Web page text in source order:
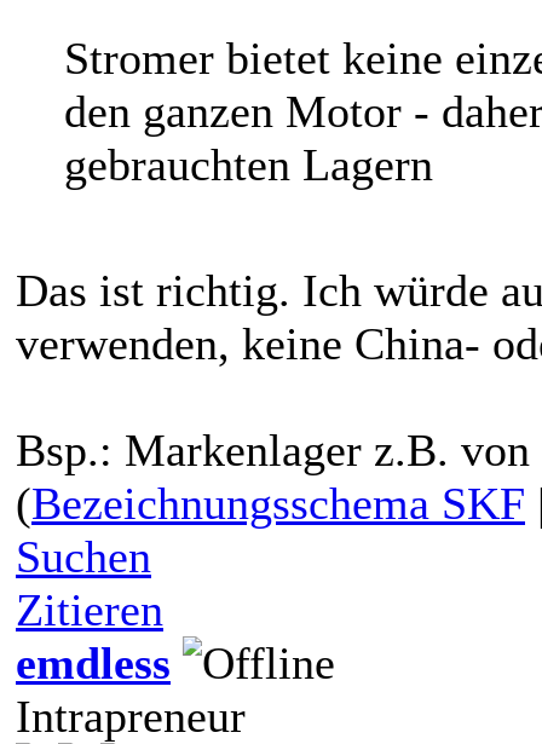
Stromer bietet keine
den ganzen Motor -
gebrauchten Lagern
Das ist richtig. Ich würde
verwenden, keine China-
Bsp.: Markenlager z.B.
(Bezeichnungsschema SKF
Suchen
Zitieren
emdless
Intrapreneur